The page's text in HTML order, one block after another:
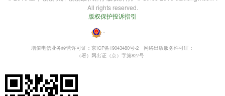
All rights reserved.
版权保护投诉指引
・
增值电信业务经营许可证：京ICP备19043480号-2
网络出版服务许可证：
（署）网出证（京）字第827号